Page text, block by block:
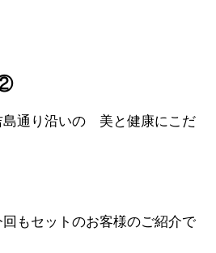
島通り沿いの 美と健康にこだ
もセットのお客様のご紹介で